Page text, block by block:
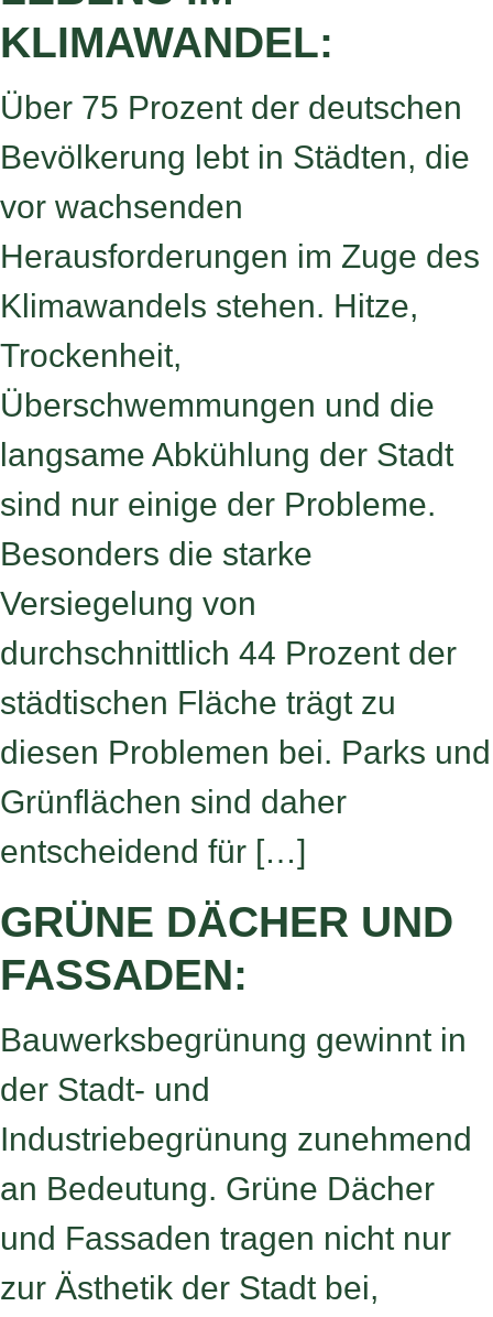
KLIMAWANDEL:
Über 75 Prozent der deutschen
Bevölkerung lebt in Städten, die
vor wachsenden
Herausforderungen im Zuge des
Klimawandels stehen. Hitze,
Trockenheit,
Überschwemmungen und die
langsame Abkühlung der Stadt
sind nur einige der Probleme.
Besonders die starke
Versiegelung von
durchschnittlich 44 Prozent der
städtischen Fläche trägt zu
diesen Problemen bei. Parks und
Grünflächen sind daher
entscheidend für […]
GRÜNE DÄCHER UND
FASSADEN:
Bauwerksbegrünung gewinnt in
der Stadt- und
Industriebegrünung zunehmend
an Bedeutung. Grüne Dächer
und Fassaden tragen nicht nur
zur Ästhetik der Stadt bei,